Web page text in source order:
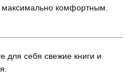
комфортным.
для себя свежие книги и